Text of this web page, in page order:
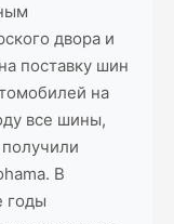
двора и
поставку шин
на
все шины,
В
годы